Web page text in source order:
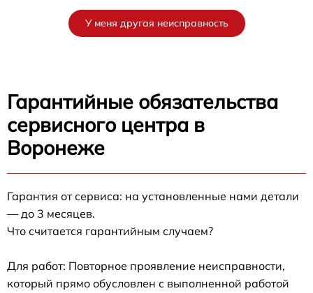
У меня другая неисправность
Гарантийные обязательства
сервисного центра в
Воронеже
Гарантия от сервиса: на установленные нами детали
— до 3 месяцев.
Что считается гарантийным случаем?
Для работ: Повторное проявление неисправности,
который прямо обусловлен с выполненной работой